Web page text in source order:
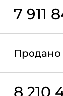
7 911
Продано
8 210